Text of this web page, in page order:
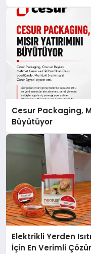
Cesur Packaging,
Büyütüyor
Elektrikli Yerden
İçin En Verimli